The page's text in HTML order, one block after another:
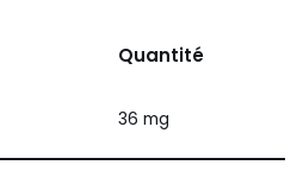
Quantité
36 mg